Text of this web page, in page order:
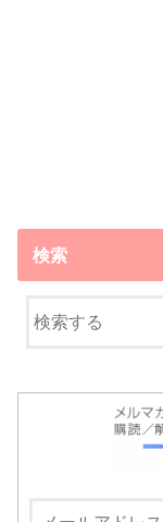
検索